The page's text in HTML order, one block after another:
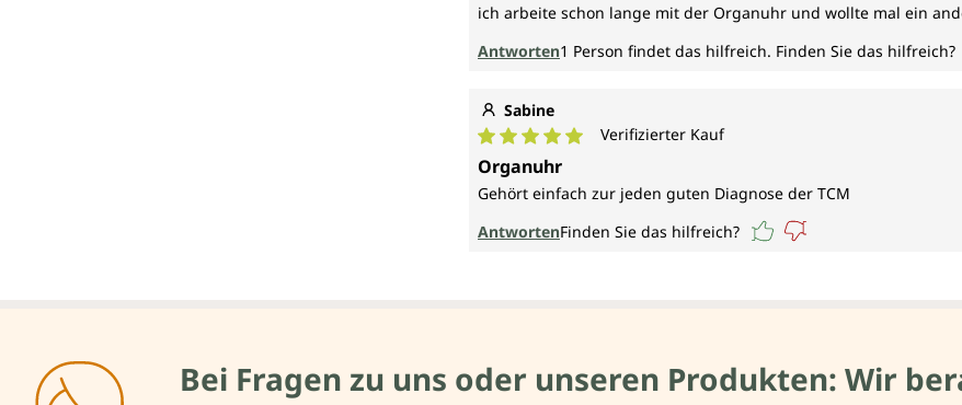
ich arbeite schon lange mit der Organuhr und wollte mal ein
Antworten1 Person findet das hilfreich. Finden Sie das hilfreich?
Sabine
Durchschnittliche Bewertung von 5 von 5 Sternen
Verifizierter Kauf
Organuhr
Gehört einfach zur jeden guten Diagnose der TCM
AntwortenFinden Sie das hilfreich?
Bei Fragen zu uns oder unseren Produkten: Wir